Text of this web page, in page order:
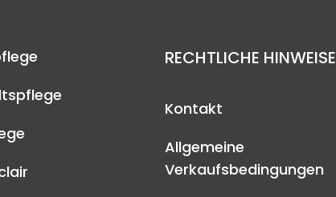
RECHTLICHE HINWEISE
Kontakt
Allgemeine
Verkaufsbedingungen